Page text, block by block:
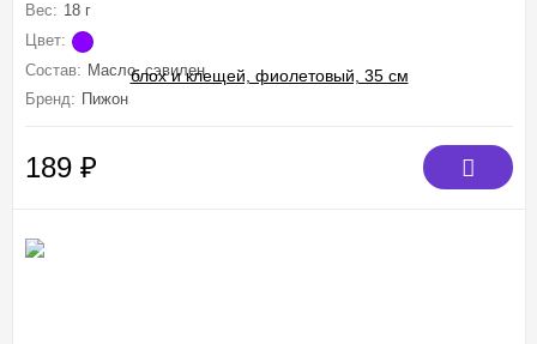
Вес: 18 г
Цвет:
Состав: Масло, сэвилен
Бренд: Пижон
189 ₽